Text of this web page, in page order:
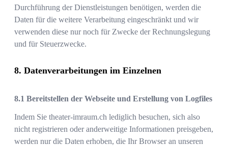
Durchführung der Dienstleistungen benötigen, werden die
Daten für die weitere Verarbeitung eingeschränkt und wir
verwenden diese nur noch für Zwecke der Rechnungslegung
und für Steuerzwecke.
Datenverarbeitungen im Einzelnen
Bereitstellen der Webseite und Erstellung von Logfiles
Indem Sie theater-imraum.ch lediglich besuchen, sich also
nicht registrieren oder anderweitige Informationen preisgeben,
werden nur die Daten erhoben, die Ihr Browser an unseren